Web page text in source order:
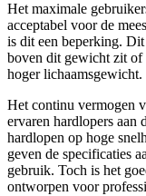
Het maximale
acceptabel voor de
is dit een beperking.
boven dit gewicht zit of
hoger lichaamsgewicht.
Het continu vermogen
ervaren hardlopers
hardlopen op hoge
geven de specificaties
gebruik. Toch is het
ontworpen voor